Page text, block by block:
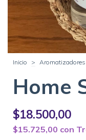
Inicio > Aromatizadores
Home
$18.500,00
$15.725,00 con